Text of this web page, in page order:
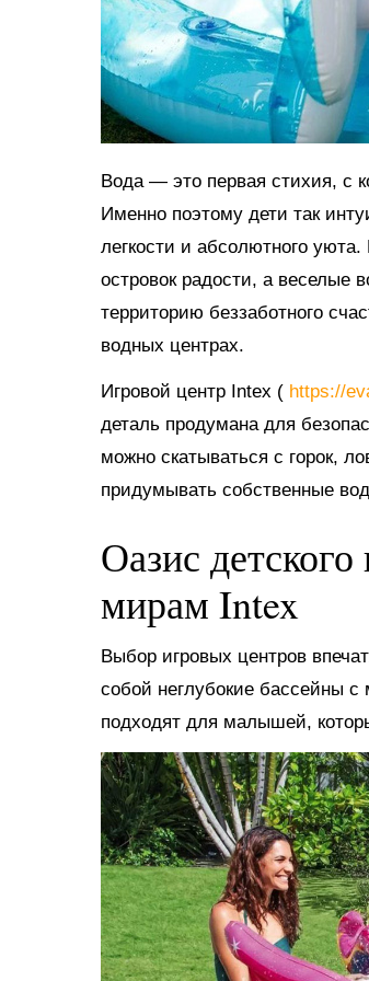
Вода — это первая стихия, с
Именно поэтому дети так
легкости и абсолютного
островок радости, а веселые
территорию беззаботного
водных центрах.
Игровой центр Intex ( https://
деталь продумана для
можно скатываться с горок,
придумывать собственные
Оазис
мирам Intex
Выбор игровых центров
собой неглубокие бассейны
подходят для малышей,